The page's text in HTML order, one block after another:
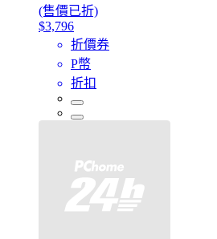
(售價已折)
$3,796
折價券
P幣
折扣